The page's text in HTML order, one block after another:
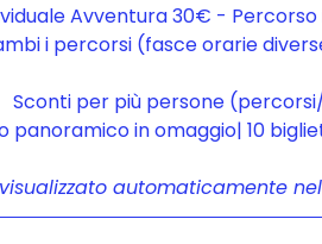
Avventura 30€ - Percorso
i percorsi (fasce orarie
Sconti per più persone
in omaggio| 10
automaticamente